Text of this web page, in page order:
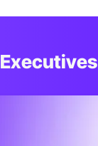
Executives